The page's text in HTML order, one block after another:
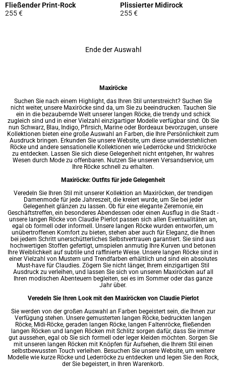
Fließender Print-Rock
255 €
Plissierter Midirock
255 €
Ende der Auswahl
Maxiröcke
Suchen Sie nach einem Highlight, das Ihren Stil unterstreicht? Suchen Sie
nicht weiter, unsere Maxiröcke sind da, um Sie zu beeindrucken. Tauchen Sie
ein in die bezaubernde Welt unserer langen Röcke, die trendy und schick
zugleich sind und in einer Vielzahl einzigartiger Modelle verfügbar sind. Ob Sie
nun Schwarz, Blau, Indigo, Pfirsich, Marine oder Bordeaux bevorzugen, unsere
Kollektionen bieten eine große Auswahl an Farben, die Ihre Persönlichkeit zum
Ausdruck bringen. Erkunden Sie unsere Website, um diese unwiderstehlichen
Röcke und andere sensationelle Kollektionen wie Lederröcke und Strickröcke
zu entdecken. Lassen Sie sich diese Gelegenheit nicht entgehen, Ihr wahres
Wesen durch Mode zu offenbaren. Nutzen Sie unseren Versandservice, um
Ihre Röcke schnell zu erhalten.
Maxiröcke: Outfits für jede Gelegenheit
Veredeln Sie Ihren Stil mit unserer Kollektion an Maxiröcken, der trendigen
Damenmode für jede Jahreszeit, die kreiert wurde, um Sie bei jeder
Gelegenheit glänzen zu lassen. Ob für eine elegante Zeremonie, ein
Geschäftstreffen, ein besonderes Abendessen oder einen Ausflug in die Stadt -
unsere langen Röcke von Claudie Pierlot passen sich allen Eventualitäten an,
egal ob formell oder informell. Unsere langen Röcke wurden entworfen, um
unübertroffenen Komfort zu bieten, stehen aber auch für Eleganz, die Ihnen
bei jedem Schritt unerschütterliches Selbstvertrauen garantiert. Sie sind aus
hochwertigen Stoffen gefertigt, umspielen anmutig Ihre Kurven und betonen
Ihre Weiblichkeit auf subtile und raffinierte Weise. Unsere langen Röcke sind in
einer Vielzahl von Mustern und Trendfarben erhältlich und sind ein absolutes
Must-have für Claudies. Zögern Sie nicht länger, Ihrem einzigartigen Stil
Ausdruck zu verleihen, und lassen Sie sich von unseren Maxiröcken auf all
Ihren modischen Abenteuern begleiten, sei es im Sommer oder das ganze
Jahr über.
Veredeln Sie Ihren Look mit den Maxiröcken von Claudie Pierlot
Sie werden von der großen Auswahl an Farben begeistert sein, die Ihnen zur
Verfügung stehen. Unsere gemusterten langen Röcke, bedruckten langen
Röcke, Midi-Röcke, geraden langen Röcke, langen Faltenröcke, fließenden
langen Röcken und langen Röcken mit Schlitz sorgen dafür, dass Sie immer
gut aussehen, egal ob Sie sich formell oder leger kleiden möchten. Sorgen Sie
mit unseren langen Röcken mit Knöpfen für Aufsehen, die Ihrem Stil einen
selbstbewussten Touch verleihen. Besuchen Sie unsere Website, um weitere
Modelle wie kurze Röcke und Lederröcke zu entdecken und legen Sie den Rock,
der Sie begeistert, in Ihren Warenkorb.